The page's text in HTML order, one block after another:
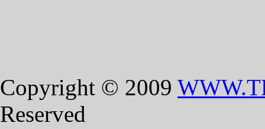
Copyright © 2009
Reserved